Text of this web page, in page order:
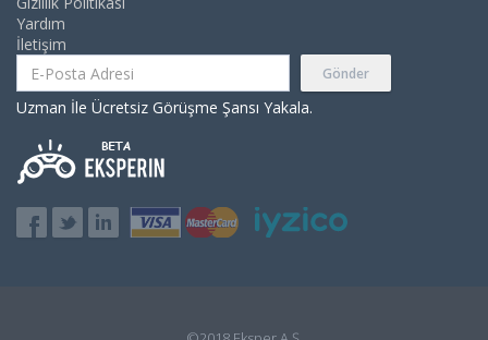
Yardım
İletişim
Gönder
Uzman İle Ücretsiz Görüşme Şansı Yakala.